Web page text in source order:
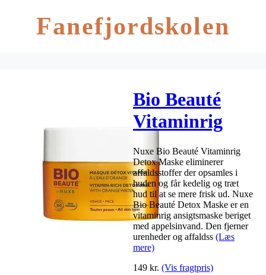
Fanefjordskolen
Bio Beauté
Vitaminrig
Detox Maske –
50 ml
Nuxe Bio Beauté Vitaminrig
Detox Maske eliminerer
affaldsstoffer der opsamles i
huden og får kedelig og træt
hud til at se mere frisk ud. Nuxe
Bio Beauté Detox Maske er en
vitaminrig ansigtsmaske beriget
med appelsinvand. Den fjerner
urenheder og affaldss (Læs
mere)
149 kr. (Vis fragtpris)